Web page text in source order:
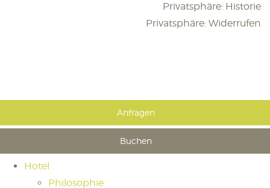
Privatsphäre: Historie
Privatsphäre: Widerrufen
Anfragen
Buchen
Hotel
Philosophie